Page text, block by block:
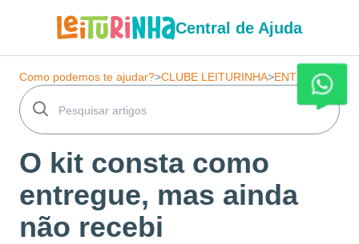
Central de Ajuda
Como podemos te ajudar?>CLUBE LEITURINHA>ENTREGAS
O kit consta como
entregue, mas ainda
não recebi